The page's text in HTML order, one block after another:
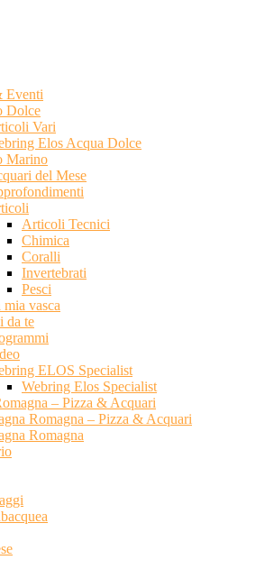
Eventi
Dolce
Vari
Elos Acqua Dolce
Marino
del Mese
Articoli Tecnici
Chimica
Coralli
Invertebrati
Pesci
mia vasca
da te
ELOS Specialist
Webring Elos Specialist
– Pizza & Acquari
Romagna – Pizza & Acquari
Romagna